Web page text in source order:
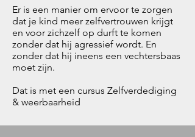
Er is een manier om ervoor te zorgen
dat je kind meer zelfvertrouwen krijgt
en voor zichzelf op durft te komen
zonder dat hij agressief wordt. En
zonder dat hij ineens een vechtersbaas
moet zijn.
Dat is met een cursus Zelfverdediging
& weerbaarheid